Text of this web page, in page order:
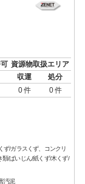
資源物取扱エリア
収運
処分
0 件 0 件
ず/ガラスくず、コンクリ
/ばいじん/紙くず/木くず/
汚泥